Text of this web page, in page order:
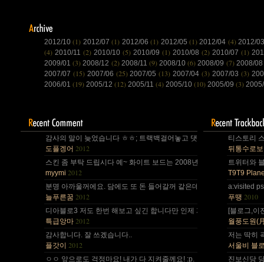
2012/10(1) 2012/07(1) 2012/06(1) 2012/05 (1) 2012/04 (4) 2012/
(4) 2010/11(2) 2010/10(5) 2010/09(1) 2010/08(2) 2010/07(1)
2009/01(3) 2008/12 (2) 2008/11 (9) 2008/10(6) 2008/09 (7) 2008/08
2007/07 (15) 2007/06 (25) 2007/05(13) 2007/04(3) 2007/03 (3)
2006/01 (19) 2005/12 (12) 2005/11 (4) 2005/10 (10) 2005/09 (3)
감사의 말이 늦었습니다 ㅎㅎ; 트랙백걸어놓고 댓글 쓴다는걸 깜박 ㅎ
도플겡어 2012
스킨 좀 부탁 드립시다 예~ 화이트 보드는 2008년,그리고 4년 넘었네
myymi 2012
분명 아까울꺼에요. 담에도 또 돈 들어갈꺼 같은데.. Mac을 저한테 주
늘푸른꿈 2012
디아블로3 저도 한번 해보고 싶긴 합니다만 인제 게임은 왠지 안땡기
특급앙마 2012
감사합니다. 잘 쓰겠습니다..
플갓이
2012
ㅇㅇ 앞으로도 걱정마요! 내가 다 지켜줄께요! :p.
티스토리
뒤통수로
트위터와
T9T9
a:visited
푸땡 2010
[블로그,이
월풍도원(
저는 딱히
서울비 블
진보신당